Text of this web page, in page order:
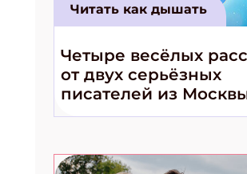
Читать как дышать
Четыре весёлых
от двух серьёзных
писателей из